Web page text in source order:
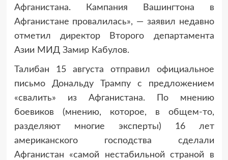
Афганистана. Кампания Вашингтона в
Афганистане провалилась», — заявил недавно
отметил директор Второго департамента
Азии МИД Замир Кабулов.
Талибан 15 августа отправил официальное
письмо Дональду Трампу с предложением
«свалить» из Афганистана. По мнению
боевиков (мнению, которое, в общем-то,
разделяют многие эксперты) 16 лет
американского господства сделали
Афганистан «самой нестабильной страной в